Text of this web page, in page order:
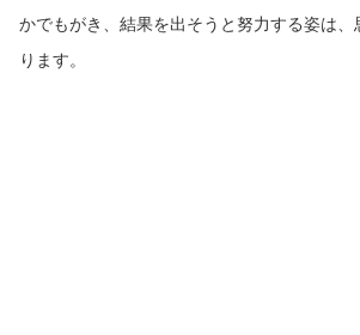
かでもがき、結果を出そうと努力する姿は、
ります。